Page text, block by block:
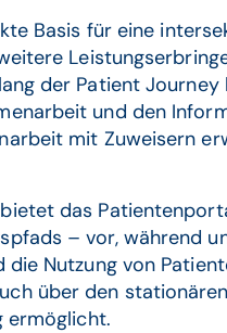
Basis für eine
der Patient
und den
mit Zuweisern
das
– vor, während
die Nutzung von
über den
ermöglicht.